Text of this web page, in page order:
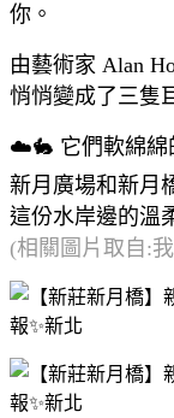
你。
由藝術家 Alan
悄悄變成了三隻
☁️🐇 它們軟綿綿
新月廣場和新月
這份水岸邊的溫
(相關圖片取自: